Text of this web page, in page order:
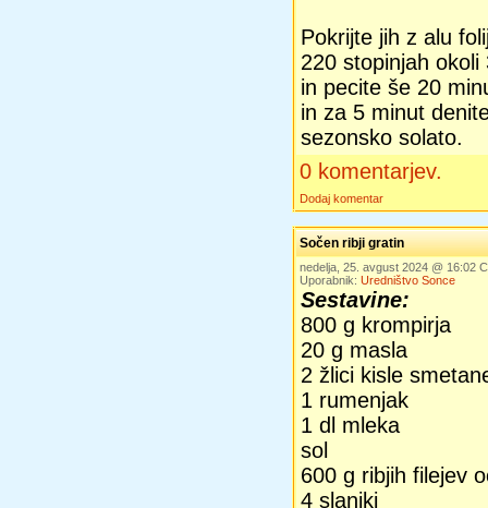
Pokrijte jih z alu
220 stopinjah
in pecite še 20
in za 5 minut
sezonsko solato.
0 komentarjev.
Dodaj komentar
Sočen ribji gratin
nedelja, 25. avgust 2024 @ 16:02
Uporabnik: Uredništvo Sonce
Sestavine:
800 g krompirja
20 g masla
2 žlici kisle
1 rumenjak
1 dl mleka
sol
600 g ribjih filejev
4 slaniki